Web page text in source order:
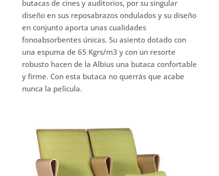
butacas de cines y auditorios, por su singular
diseño en sus reposabrazos ondulados y su diseño
en conjunto aporta unas cualidades
fonoabsorbentes únicas. Su asiento dotado con
una espuma de 65 Kgrs/m3 y con un resorte
robusto hacen de la Albius una butaca confortable
y firme. Con esta butaca no querrás que acabe
nunca la película.